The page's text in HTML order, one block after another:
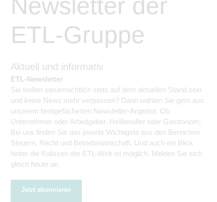
Newsletter der
ETL-Gruppe
Aktuell und informativ.
ETL-Newsletter
Sie wollen steuerrechtlich stets auf dem aktuellen Stand sein
und keine News mehr verpassen? Dann wählen Sie gern aus
unserem breitgefächerten Newsletter-Angebot. Ob
Unternehmer oder Arbeitgeber, Heilberufler oder Gastronom:
Bei uns finden Sie das jeweils Wichtigste aus den Bereichen
Steuern, Recht und Betriebswirtschaft. Und auch ein Blick
hinter die Kulissen der ETL-Welt ist möglich. Melden Sie sich
gleich heute an.
Jetzt abonnieren